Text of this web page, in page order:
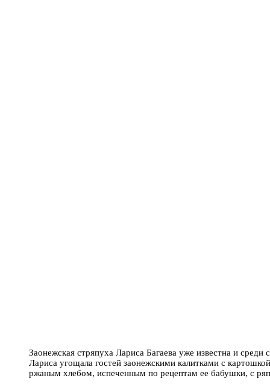
Заонежская стряпуха Лариса Багаева уже известна и
Лариса угощала гостей заонежскими калитками с
ржаным хлебом, испеченным по рецептам ее бабушки, с